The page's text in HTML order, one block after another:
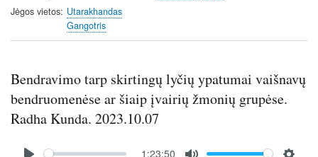
Jėgos vietos Utarakhandas
Gangotris
Bendravimo tarp skirtingų lyčių ypatumai vaišnavų
bendruomenėse ar šiaip įvairių žmonių grupėse.
Radha Kunda. 2023.10.07
1:23:50